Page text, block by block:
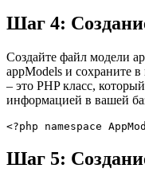
Шаг 4:
Создайте файл модели
appModels и сохраните
– это PHP класс,
информацией в вашей
<?php namespace
Шаг 5: